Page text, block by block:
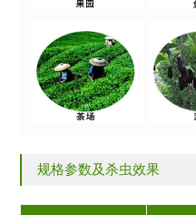
规格参数及杀虫效果